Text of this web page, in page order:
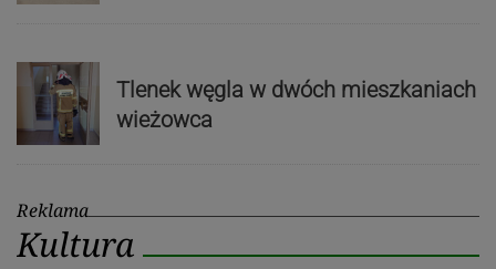
Tlenek węgla w dwóch mieszkaniach
wieżowca
Reklama
Kultura